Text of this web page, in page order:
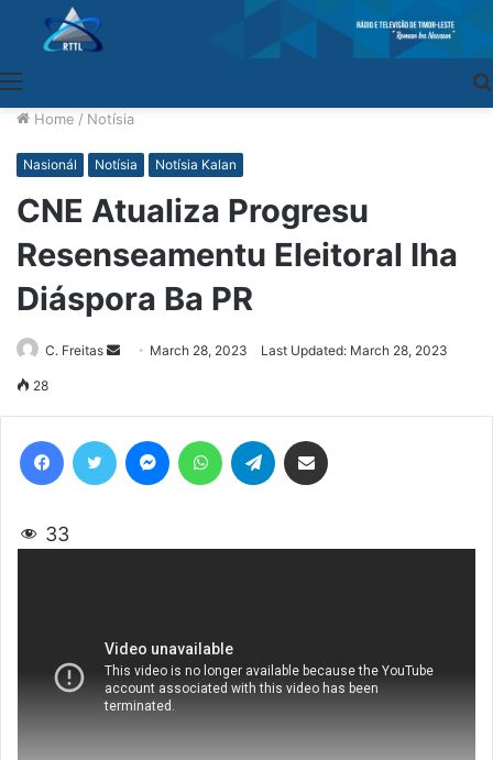
Home / Notísia
Nasionál Notísia Notísia Kalan
CNE Atualiza Progresu
Resenseamentu Eleitoral Iha
Diáspora Ba PR
C. Freitas
SendMarch 28, 2023 Last Updated: March 28, 2023
28
33